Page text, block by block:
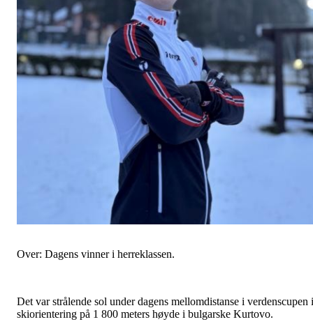
Over: Dagens vinner i herreklassen.
Det var strålende sol under dagens mellomdistanse i verdenscupen i
skiorientering på 1 800 meters høyde i bulgarske Kurtovo.